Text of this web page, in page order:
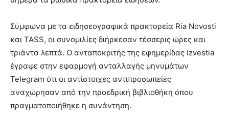
Σύμφωνα με τα ειδησεογραφικά πρακτορεία Ria Novosti
και TASS, οι συνομιλίες διήρκεσαν τέσσερις ώρες και
τριάντα λεπτά. Ο ανταποκριτής της εφημερίδας Izvestia
έγραψε στην εφαρμογή ανταλλαγής μηνυμάτων
Telegram ότι οι αντίστοιχες αντιπροσωπείες
αναχώρησαν από την προεδρική βιβλιοθήκη όπου
πραγματοποιήθηκε η συνάντηση.